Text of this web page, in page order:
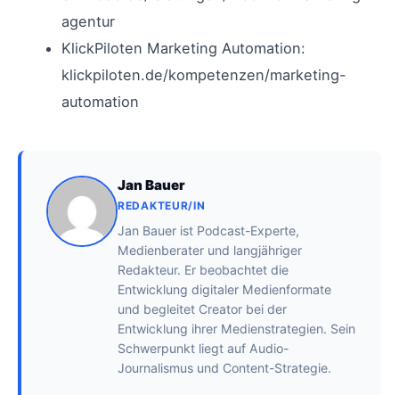
agentur
KlickPiloten Marketing Automation:
klickpiloten.de/kompetenzen/marketing-
automation
Jan Bauer
REDAKTEUR/IN
Jan Bauer ist Podcast-Experte,
Medienberater und langjähriger
Redakteur. Er beobachtet die
Entwicklung digitaler Medienformate
und begleitet Creator bei der
Entwicklung ihrer Medienstrategien. Sein
Schwerpunkt liegt auf Audio-
Journalismus und Content-Strategie.